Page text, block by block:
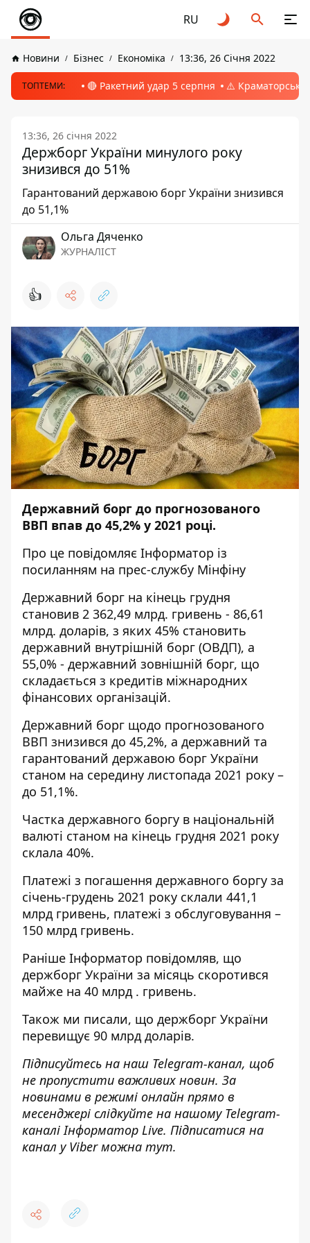
RU
Новини Бізнес Економіка 13:36, 26 Січня 2022
ТОПТЕМИ: 🔴 Ракетний удар 5 серпня ⚠️ Краматорськ,
13:36, 26 січня 2022
Держборг України минулого року
знизився до 51%
Гарантований державою борг України знизився
до 51,1%
Ольга Дяченко
ЖУРНАЛІСТ
👍
Державний борг до прогнозованого
ВВП впав до 45,2% у 2021 році.
Про це повідомляє Інформатор із
посиланням на прес-службу Мінфіну
Державний борг на кінець грудня
становив 2 362,49 млрд. гривень - 86,61
млрд. доларів, з яких 45% становить
державний внутрішній борг (ОВДП), а
55,0% - державний зовнішній борг, що
складається з кредитів міжнародних
фінансових організацій.
Державний борг щодо прогнозованого
ВВП знизився до 45,2%, а державний та
гарантований державою борг України
станом на середину листопада 2021 року –
до 51,1%.
Частка державного боргу в національній
валюті станом на кінець грудня 2021 року
склала 40%.
Платежі з погашення державного боргу за
січень-грудень 2021 року склали 441,1
млрд гривень, платежі з обслуговування –
150 млрд гривень.
Раніше Інформатор повідомляв, що
держборг України за місяць скоротився
майже на 40 млрд . гривень.
Також ми писали, що держборг України
перевищує 90 млрд доларів.
Підписуйтесь на наш Telegram-канал, щоб
не пропустити важливих новин. За
новинами в режимі онлайн прямо в
месенджері слідкуйте на нашому Telegram-
каналіІнформатор Live. Підписатися на
канал у Viber можна тут.